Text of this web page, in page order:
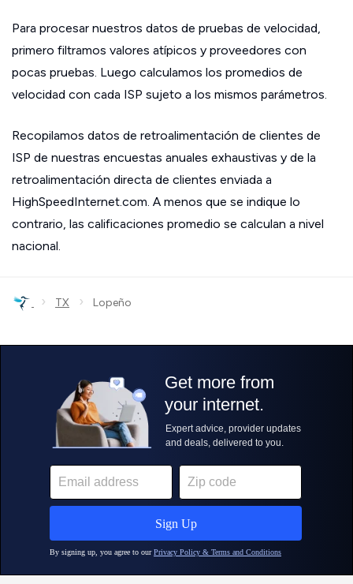
Para procesar nuestros datos de pruebas de velocidad,
primero filtramos valores atípicos y proveedores con
pocas pruebas. Luego calculamos los promedios de
velocidad con cada ISP sujeto a los mismos parámetros.
Recopilamos datos de retroalimentación de clientes de
ISP de nuestras encuestas anuales exhaustivas y de la
retroalimentación directa de clientes enviada a
HighSpeedInternet.com. A menos que se indique lo
contrario, las calificaciones promedio se calculan a nivel
nacional.
› TX › Lopeño